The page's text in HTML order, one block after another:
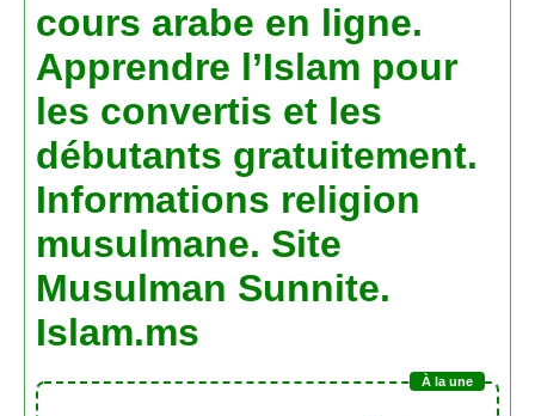
cours arabe en ligne.
Apprendre l’Islam pour
les convertis et les
débutants gratuitement.
Informations religion
musulmane. Site
Musulman Sunnite.
Islam.ms